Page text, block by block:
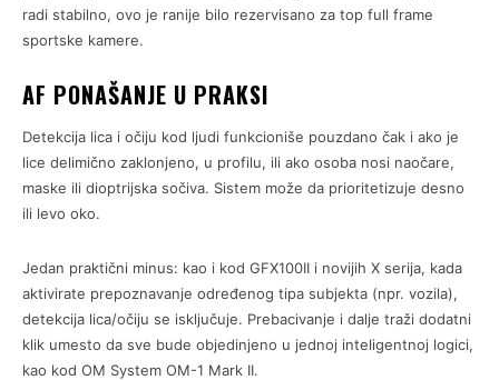
radi stabilno, ovo je ranije bilo rezervisano za top full frame
sportske kamere.
AF PONAŠANJE U PRAKSI
Detekcija lica i očiju kod ljudi funkcioniše pouzdano čak i ako je
lice delimično zaklonjeno, u profilu, ili ako osoba nosi naočare,
maske ili dioptrijska sočiva. Sistem može da prioritetizuje desno
ili levo oko.
Jedan praktični minus: kao i kod GFX100II i novijih X serija, kada
aktivirate prepoznavanje određenog tipa subjekta (npr. vozila),
detekcija lica/očiju se isključuje. Prebacivanje i dalje traži dodatni
klik umesto da sve bude objedinjeno u jednoj inteligentnoj logici,
kao kod OM System OM-1 Mark II.